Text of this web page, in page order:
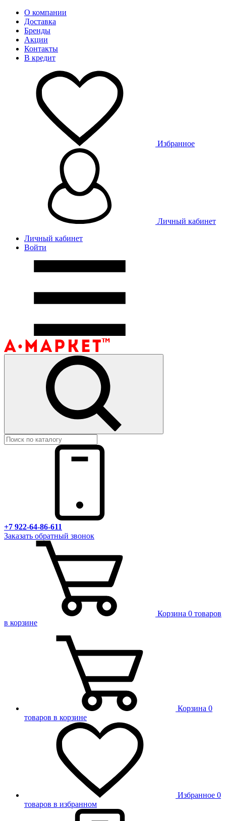
О компании
Доставка
Бренды
Акции
Контакты
В кредит
Избранное
Личный кабинет
Личный кабинет
Войти
+7 922-64-86-611
Заказать обратный звонок
Корзина 0 товаров
в корзине
Корзина 0
товаров в корзине
Избранное 0
товаров в избранном